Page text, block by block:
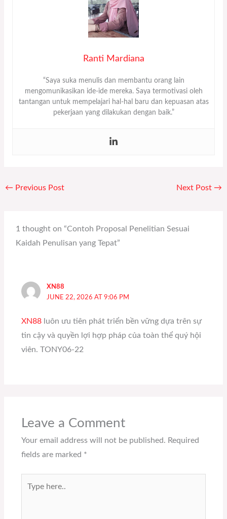
Ranti Mardiana
“Saya suka menulis dan membantu orang lain
mengomunikasikan ide-ide mereka. Saya termotivasi oleh
tantangan untuk mempelajari hal-hal baru dan kepuasan atas
pekerjaan yang dilakukan dengan baik.”
← Previous Post Next Post →
1 thought on “Contoh Proposal Penelitian Sesuai
Kaidah Penulisan yang Tepat”
XN88
JUNE 22, 2026 AT 9:06 PM
XN88luôn ưu tiên phát triển bền vững dựa trên sự
tin cậy và quyền lợi hợp pháp của toàn thể quý hội
viên. TONY06-22
Leave a Comment
Your email address will not be published. Required
fields are marked *